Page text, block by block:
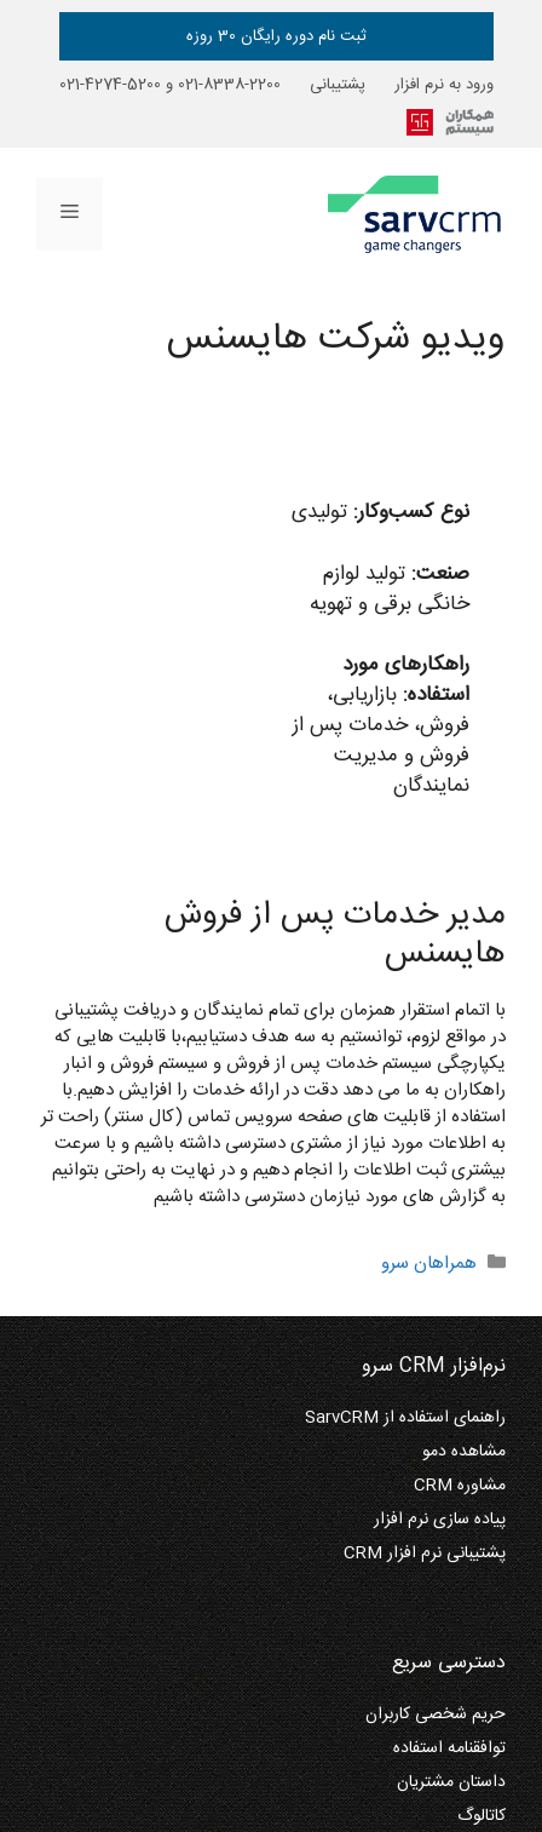
ثبت نام دوره رایگان 30 روزه
ورود به نرم افزار
پشتیبانی 2200-8338-021 و 5200-4274-021
فهرست
ویدیو شرکت هایسنس
نوع کسب‌وکار: تولیدی
صنعت: تولید لوازم
خانگی برقی و تهویه
راهکارهای مورد
استفاده: بازاریابی،
فروش، خدمات پس از
فروش و مدیریت
نمایندگان
مدیر خدمات پس از فروش
هایسنس
با اتمام استقرار همزمان برای تمام نمایندگان و دریافت پشتیبانی
در مواقع لزوم، توانستیم به سه هدف دستیابیم،با قابلیت هایی که
یکپارچگی سیستم خدمات پس از فروش و سیستم فروش و انبار
راهکاران به ما می دهد دقت در ارائه خدمات را افزایش دهیم.با
استفاده از قابلیت های صفحه سرویس تماس (کال سنتر) راحت تر
به اطلاعات مورد نیاز از مشتری دسترسی داشته باشیم و با سرعت
بیشتری ثبت اطلاعات را انجام دهیم و در نهایت به راحتی بتوانیم
به گزارش های مورد نیازمان دسترسی داشته باشیم
دسته‌ها
همراهان سرو
نرم‌افزار CRM سرو
راهنمای استفاده از SarvCRM
مشاهده دمو
مشاوره CRM
پیاده سازی نرم افزار
پشتیبانی نرم افزار CRM
دسترسی سریع
حریم شخصی کاربران
توافقنامه استفاده
داستان مشتریان
کاتالوگ